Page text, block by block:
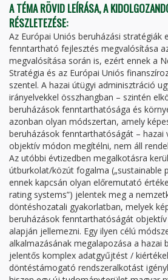
A TÉMA RÖVID LEÍRÁSA, A
RÉSZLETEZÉSE:
Az Európai Uniós beruházási stratégiák
fenntartható fejlesztés megvalósítása
megvalósítása során is, ezért ennek a
Stratégia és az Európai Uniós
szentel. A hazai útügyi adminisztráció
irányelvekkel összhangban – szintén
beruházások fenntarthatósága és
azonban olyan módszertan, amely
beruházások fenntarthatóságát – hazai
objektív módon megítélni, nem áll
Az utóbbi évtizedben megalkotásra
útburkolat/közút fogalma („sustainable
ennek kapcsán olyan előremutató
rating systems”) jelentek meg a
döntéshozatali gyakorlatban, melyek
beruházások fenntarthatóságát
alapján jellemezni. Egy ilyen célú
alkalmazásának megalapozása a hazai
jelentős komplex adatgyűjtést /
döntéstámogató rendszeralkotást